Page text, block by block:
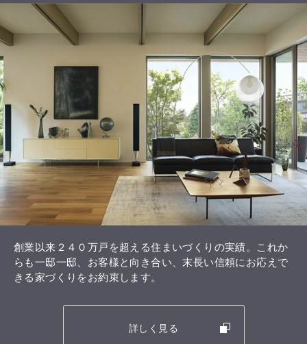
創業以来２４０万戸を超える住まいづくりの実績。これか
らも一邸一邸、お客様と向き合い、末長い信頼にお応えで
きる家づくりをお約束します。
詳しく見る